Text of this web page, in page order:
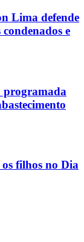
Lima defende
e
programada
filhos no Dia